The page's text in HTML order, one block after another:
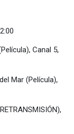
Canal 5,
Mar (Película),